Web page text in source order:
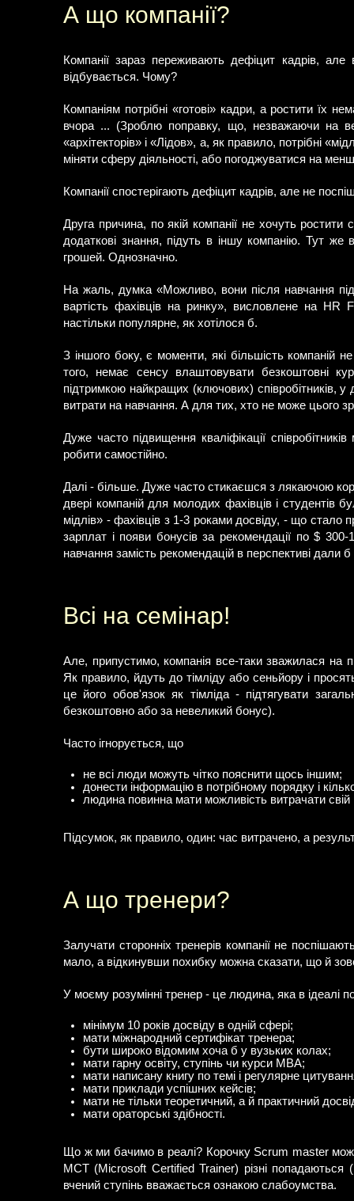
А що компанії?
Компанії зараз переживають дефіцит кадрів,
відбувається. Чому?
Компаніям потрібні «готові» кадри, а ростити їх
вчора ... (Зроблю поправку, що, незважаючи на
«архітекторів» і «Лідов», а, як правило, потрібні
міняти сферу діяльності, або погоджуватися на
Компанії спостерігають дефіцит кадрів, але не
Друга причина, по якій компанії не хочуть
додаткові знання, підуть в іншу компанію. Тут
грошей. Однозначно.
На жаль, думка «Можливо, вони після навчання
вартість фахівців на ринку», висловлене на
настільки популярне, як хотілося б.
З іншого боку, є моменти, які більшість компаній
того, немає сенсу влаштовувати безкоштовні
підтримкою найкращих (ключових) співробітників,
витрати на навчання. А для тих, хто не може цього
Дуже часто підвищення кваліфікації
робити самостійно.
Далі - більше. Дуже часто стикаєшся з лякаючою
двері компаній для молодих фахівців і студентів
мідлів» - фахівців з 1-3 роками досвіду, - що стало
зарплат і появи бонусів за рекомендації по $
навчання замість рекомендацій в перспективі дали
Всі на семінар!
Але, припустимо, компанія все-таки зважилася на
Як правило, йдуть до тімліду або сеньйору і
це його обов'язок як тімліда - підтягувати
безкоштовно або за невеликий бонус).
Часто ігнорується, що
не всі люди можуть чітко пояснити щось іншим;
донести інформацію в потрібному порядку і
людина повинна мати можливість витрачати свій
Підсумок, як правило, один: час витрачено, а
А що тренери?
Залучати сторонніх тренерів компанії не
мало, а відкинувши похибку можна сказати, що й
У моєму розумінні тренер - це людина, яка в ідеалі
мінімум 10 років досвіду в одній сфері;
мати міжнародний сертифікат тренера;
бути широко відомим хоча б у вузьких колах;
мати гарну освіту, ступінь чи курси MBA;
мати написану книгу по темі і регулярне
мати приклади успішних кейсів;
мати не тільки теоретичний, а й практичний
мати ораторські здібності.
Що ж ми бачимо в реалі? Корочку Scrum master
MCT (Microsoft Certified Trainer) різні
вчений ступінь вважається ознакою слабоумства.